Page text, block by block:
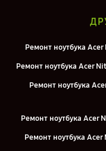
Ремонт ноутбука Acer
Ремонт ноутбука Acer
Ремонт ноутбука
Ремонт ноутбука Acer
Ремонт ноутбука Acer